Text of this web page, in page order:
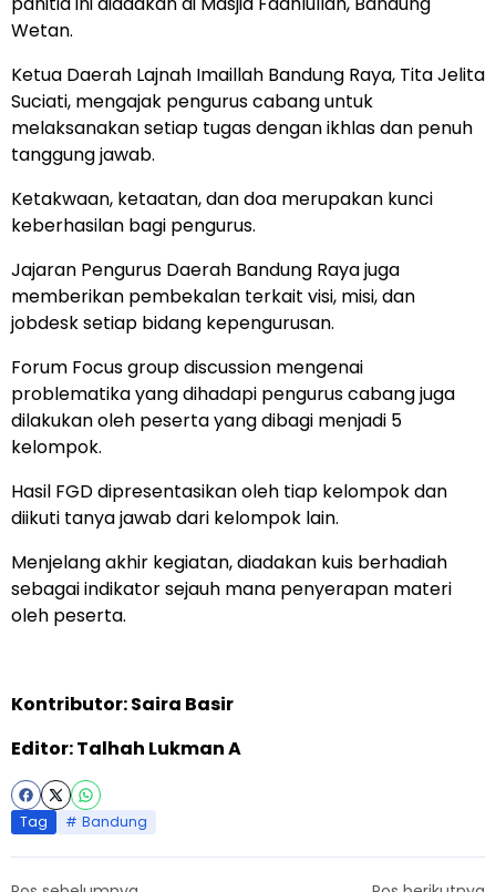
Wetan.
Ketua Daerah Lajnah Imaillah Bandung Raya, Tita Jelita
Suciati, mengajak pengurus cabang untuk
melaksanakan setiap tugas dengan ikhlas dan penuh
tanggung jawab.
Ketakwaan, ketaatan, dan doa merupakan kunci
keberhasilan bagi pengurus.
Jajaran Pengurus Daerah Bandung Raya juga
memberikan pembekalan terkait visi, misi, dan
jobdesk setiap bidang kepengurusan.
Forum Focus group discussion mengenai
problematika yang dihadapi pengurus cabang juga
dilakukan oleh peserta yang dibagi menjadi 5
kelompok.
Hasil FGD dipresentasikan oleh tiap kelompok dan
diikuti tanya jawab dari kelompok lain.
Menjelang akhir kegiatan, diadakan kuis berhadiah
sebagai indikator sejauh mana penyerapan materi
oleh peserta.
Kontributor: Saira Basir
Editor: Talhah Lukman A
Tag Bandung